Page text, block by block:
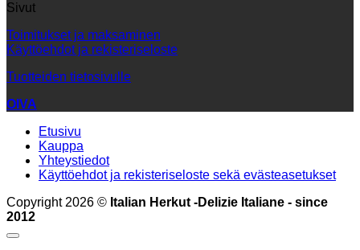
Sivut
Toimitukset ja maksaminen
Käyttöehdot ja rekisteriseloste
Tuotteiden tietosivulle
OIVA
Etusivu
Kauppa
Yhteystiedot
Käyttöehdot ja rekisteriseloste sekä evästeasetukset
Copyright 2026 © Italian Herkut -Delizie Italiane - since
2012